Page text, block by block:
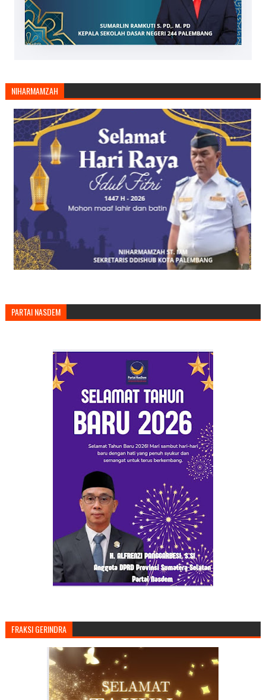
NIHARMAMZAH
PARTAI NASDEM
FRAKSI GERINDRA